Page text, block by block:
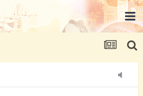
https://pasport-ua.com/
без VPN сайт и форум